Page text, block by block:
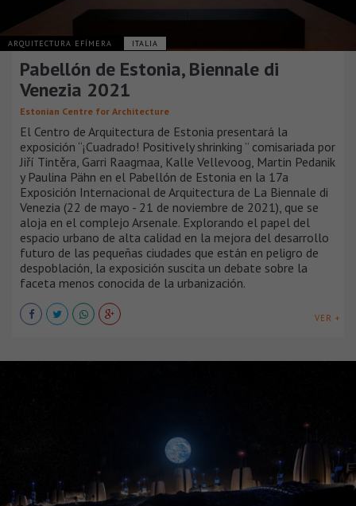
ARQUITECTURA EFÍMERA ITALIA
Pabellón de Estonia, Biennale di
Venezia 2021
Estonian Centre for Architecture
El Centro de Arquitectura de Estonia presentará la
exposición “¡Cuadrado! Positively shrinking ” comisariada por
Jiří Tintěra, Garri Raagmaa, Kalle Vellevoog, Martin Pedanik
y Paulina Pähn en el Pabellón de Estonia en la 17a
Exposición Internacional de Arquitectura de La Biennale di
Venezia (22 de mayo - 21 de noviembre de 2021), que se
aloja en el complejo Arsenale. Explorando el papel del
espacio urbano de alta calidad en la mejora del desarrollo
futuro de las pequeñas ciudades que están en peligro de
despoblación, la exposición suscita un debate sobre la
faceta menos conocida de la urbanización.
VER +